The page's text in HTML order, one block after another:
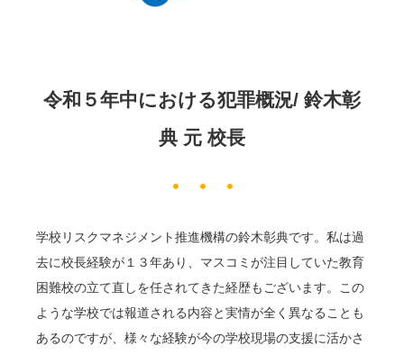
令和５年中における犯罪概況/ 鈴木彰
典 元 校長
学校リスクマネジメント推進機構の鈴木彰典です。私は過
去に校長経験が１３年あり、マスコミが注目していた教育
困難校の立て直しを任されてきた経歴もございます。この
ような学校では報道される内容と実情が全く異なることも
あるのですが、様々な経験が今の学校現場の支援に活かさ